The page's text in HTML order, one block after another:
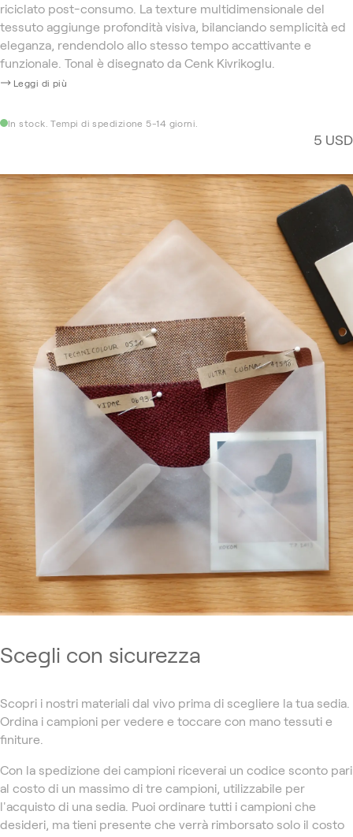
riciclato post-consumo. La texture multidimensionale del
tessuto aggiunge profondità visiva, bilanciando semplicità ed
eleganza, rendendolo allo stesso tempo accattivante e
funzionale. Tonal è disegnato da Cenk Kivrikoglu.
Leggi di più
In stock. Tempi di spedizione 5-14 giorni.
5 USD
Scegli con sicurezza
Scopri i nostri materiali dal vivo prima di scegliere la tua sedia.
Ordina i campioni per vedere e toccare con mano tessuti e
finiture.
Con la spedizione dei campioni riceverai un codice sconto pari
al costo di un massimo di tre campioni, utilizzabile per
l'acquisto di una sedia. Puoi ordinare tutti i campioni che
desideri, ma tieni presente che verrà rimborsato solo il costo